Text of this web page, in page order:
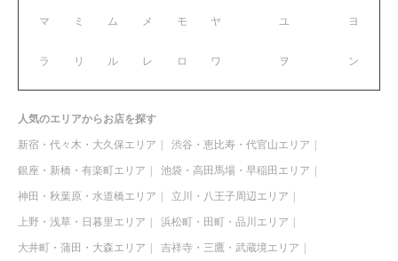
マ ミ ム メ モ
ラ リ ル レ ロ
ヤ ユ ヨ
ワ ヲ ン
人気のエリアからお店を探す
新宿・代々木・大久保エリア 渋谷・恵比寿・代官山エリア
銀座・新橋・有楽町エリア 池袋・高田馬場・早稲田エリア
神田・秋葉原・水道橋エリア 立川・八王子周辺エリア
上野・浅草・日暮里エリア 浜松町・田町・品川エリア
大井町・蒲田・大森エリア 吉祥寺・三鷹・武蔵境エリア